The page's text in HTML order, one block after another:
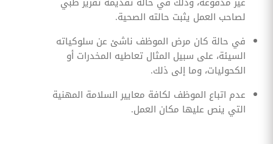
لصاحب العمل يثبت حالته الصحية.
في حالة كان مرض الموظف ناشئ عن سلوكياته
السيئة، على سبيل المثال تعاطيه المخدرات أو
الكحوليات، وما إلى ذلك.
عدم اتباع الموظف لكافة معايير السلامة المهنية
التي ينص عليها مكان العمل.